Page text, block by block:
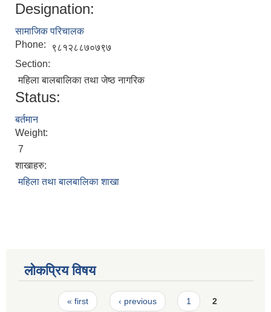
Designation:
सामाजिक परिचालक
Phone:
९८१२८८७०७९७
Section:
महिला बालबालिका तथा जेष्ठ नागरिक
Status:
बर्तमान
Weight:
7
शाखाहरु:
महिला तथा बालबालिका शाखा
लोकप्रिय विषय
Pages« first ‹ previous 1 2